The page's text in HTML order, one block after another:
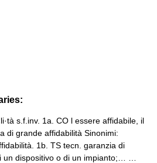
s.f.inv. 1a. CO l essere affidabile, il
di grande affidabilità Sinonimi:
1b. TS tecn. garanzia di
un dispositivo o di un impianto;… …